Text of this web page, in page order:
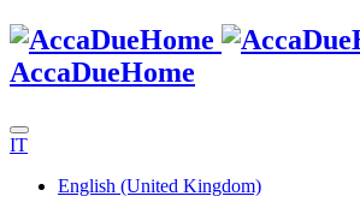
AccaDueHome
IT
English (United Kingdom)